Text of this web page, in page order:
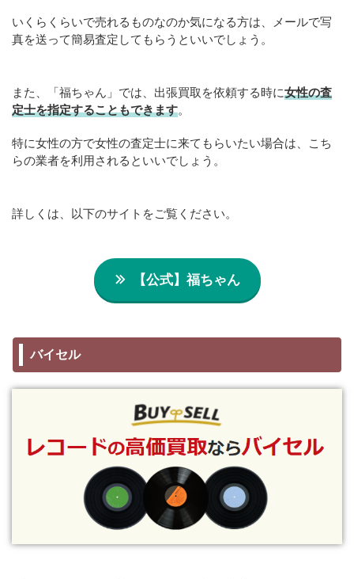
いくらくらいで売れるものなのか気になる方は、メールで写
真を送って簡易査定してもらうといいでしょう。
また、「福ちゃん」では、出張買取を依頼する時に女性の査
定士を指定することもできます。
特に女性の方で女性の査定士に来てもらいたい場合は、こち
らの業者を利用されるといいでしょう。
詳しくは、以下のサイトをご覧ください。
【公式】福ちゃん
バイセル